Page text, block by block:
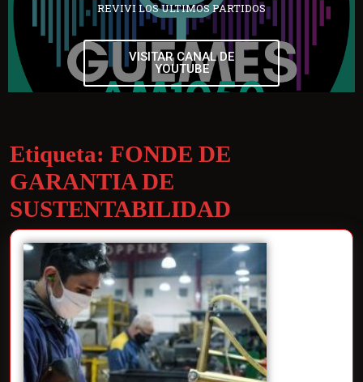
REVIVI LOS ULTIMOS PARTIDOS
VISITAR CANAL DE
YOUTUBE
Etiqueta: FONDE DE
GARANTIA DE
SUSTENTABILIDAD